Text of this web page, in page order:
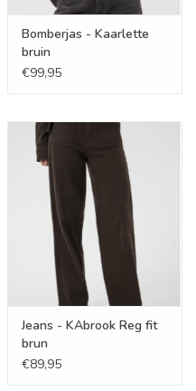
Bomberjas - Kaarlette
bruin
€99,95
Jeans - KAbrook Reg fit
brun
€89,95